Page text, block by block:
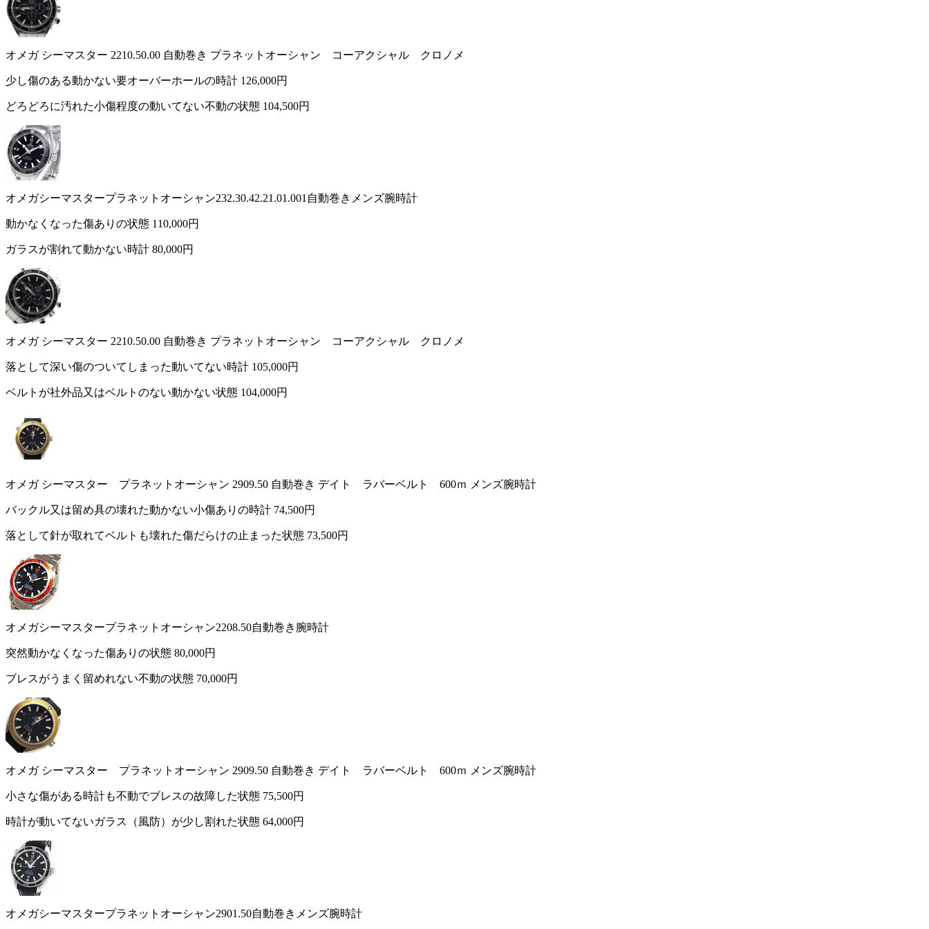
オメガ シーマスター 2210.50.00 自動巻き プラネットオーシャン コーアクシャル クロノメ
少し傷のある動かない要オーバーホールの時計 126,000円
どろどろに汚れた小傷程度の動いてない不動の状態 104,500円
オメガシーマスタープラネットオーシャン232.30.42.21.01.001自動巻きメンズ腕時計
動かなくなった傷ありの状態 110,000円
ガラスが割れて動かない時計 80,000円
オメガ シーマスター 2210.50.00 自動巻き プラネットオーシャン コーアクシャル クロノメ
落として深い傷のついてしまった動いてない時計 105,000円
ベルトが社外品又はベルトのない動かない状態 104,000円
オメガ シーマスター プラネットオーシャン 2909.50 自動巻き デイト ラバーベルト 600ｍ メンズ腕時計
バックル又は留め具の壊れた動かない小傷ありの時計 74,500円
落として針が取れてベルトも壊れた傷だらけの止まった状態 73,500円
オメガシーマスタープラネットオーシャン2208.50自動巻き腕時計
突然動かなくなった傷ありの状態 80,000円
ブレスがうまく留めれない不動の状態 70,000円
オメガ シーマスター プラネットオーシャン 2909.50 自動巻き デイト ラバーベルト 600ｍ メンズ腕時計
小さな傷がある時計も不動でブレスの故障した状態 75,500円
時計が動いてないガラス（風防）が少し割れた状態 64,000円
オメガシーマスタープラネットオーシャン2901.50自動巻きメンズ腕時計